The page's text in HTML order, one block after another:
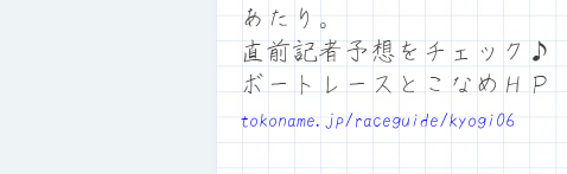
あたり。
直前記者予想をチェック♪
ボートレースとこなめＨＰ
tokoname.jp/raceguide/kyogi06